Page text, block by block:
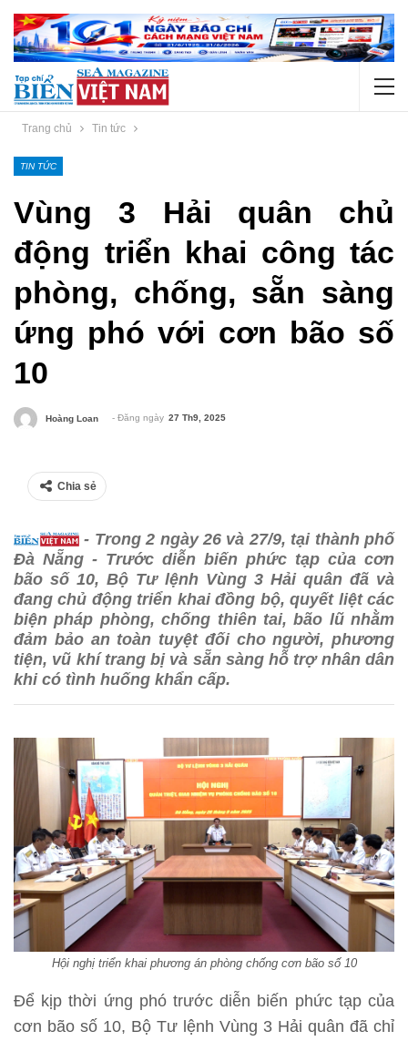
Trang chủ Tin tức
TIN TỨC
Vùng 3 Hải quân chủ
động triển khai công tác
phòng, chống, sẵn sàng
ứng phó với cơn bão số
10
Hoàng Loan - Đăng ngày 27 Th9, 2025
Chia sẻ
- Trong 2 ngày 26 và 27/9, tại thành phố
Đà Nẵng - Trước diễn biến phức tạp của cơn
bão số 10, Bộ Tư lệnh Vùng 3 Hải quân đã và
đang chủ động triển khai đồng bộ, quyết liệt các
biện pháp phòng, chống thiên tai, bão lũ nhằm
đảm bảo an toàn tuyệt đối cho người, phương
tiện, vũ khí trang bị và sẵn sàng hỗ trợ nhân dân
khi có tình huống khẩn cấp.
Hội nghị triển khai phương án phòng chống cơn bão số 10
Để kịp thời ứng phó trước diễn biến phức tạp của
cơn bão số 10, Bộ Tư lệnh Vùng 3 Hải quân đã chỉ